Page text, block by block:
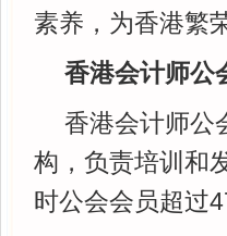
素养，为香港繁
香港会计师公
香港会计师公
构，负责培训和
时公会会员超过